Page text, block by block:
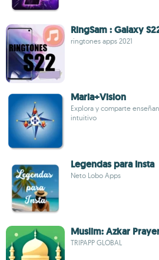
RingSam : Galaxy
ringtones apps 2021
Maria+Vision
Explora y comparte
intuitivo
Legendas para Insta
Neto Lobo Apps
Muslim: Azkar
TRIPAPP GLOBAL